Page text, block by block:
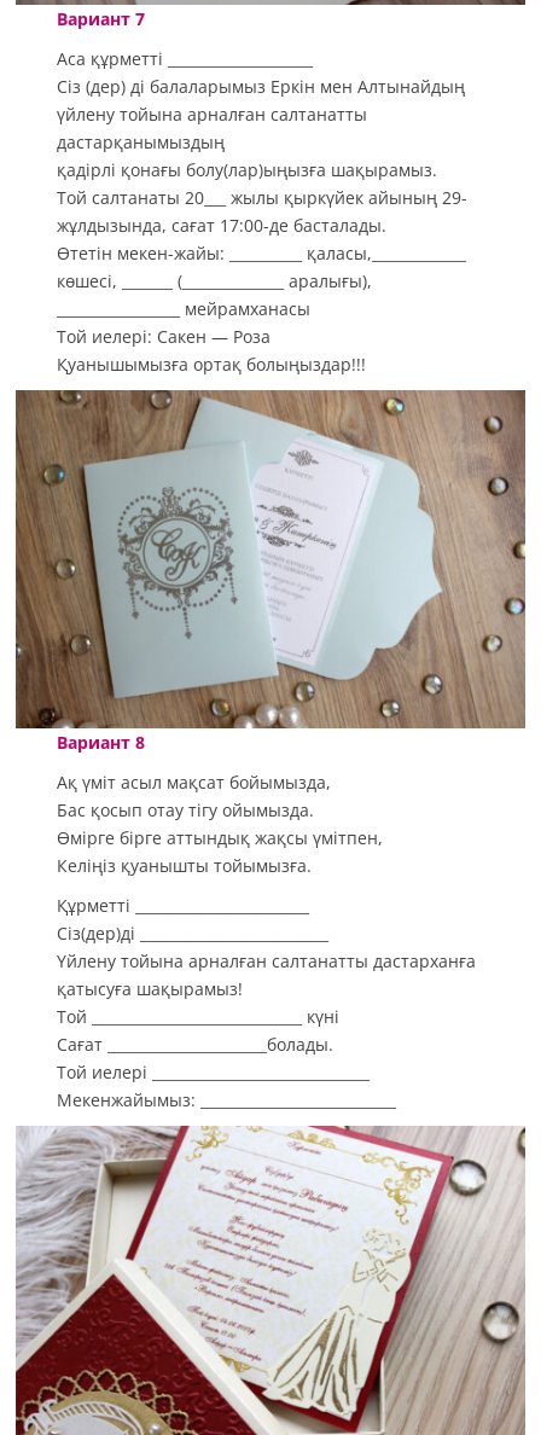
Вариант 7
Аса құрметті ­­­­­­­____________________
Сіз (дер) ді балаларымыз Еркін мен Алтынайдың
үйлену тойына арналған салтанатты
дастарқанымыздың
қадірлі қонағы болу(лар)ыңызға шақырамыз.
Той салтанаты 20___ жылы қыркүйек айының 29-
жұлдызында, сағат 17:00-де басталады.
Өтетін мекен-жайы: __________ қаласы,_____________
көшесі, _______ (______________ аралығы),
_________________ мейрамханасы
Той иелері: Сакен — Роза
Қуанышымызға ортақ болыңыздар!!!
Вариант 8
Ақ үміт асыл мақсат бойымызда,
Бас қосып отау тігу ойымызда.
Өмірге бірге аттындық жақсы үмітпен,
Келіңіз қуанышты тойымызға.
Құрметті ________________________
Сіз(дер)ді __________________________
Үйлену тойына арналған салтанатты дастарханға
қатысуға шақырамыз!
Той _____________________________ күні
Сағат ______________________болады.
Той иелері ______________________________
Мекенжайымыз: ___________________________